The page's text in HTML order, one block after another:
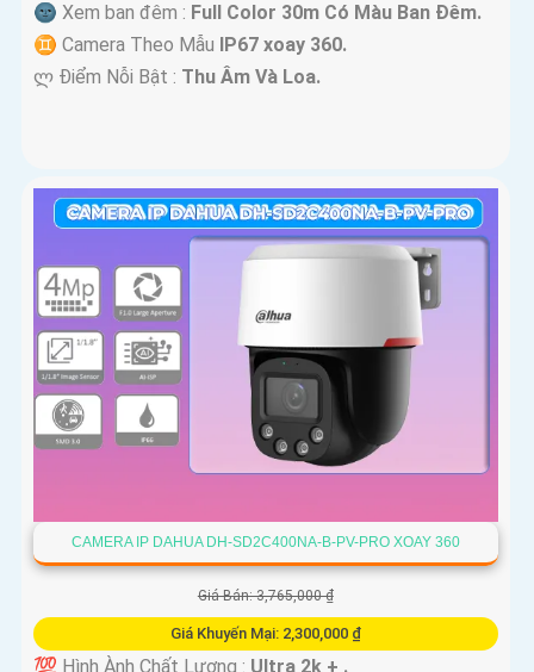
🌚 Xem ban đêm : Full Color 30m Có Màu Ban Ðêm.
♊ Camera Theo Mẫu IP67 xoay 360.
️ლ Điểm Nỗi Bật : Thu Âm Và Loa.
CAMERA IP DAHUA DH-SD2C400NA-B-PV-PRO XOAY 360
Giá Bán: 3,765,000 ₫
Giá Khuyến Mại: 2,300,000 ₫
💯 Hình Ành Chất Lượng : Ultra 2k + .